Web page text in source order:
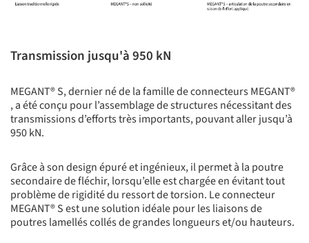
Transmission jusqu'à 950 kN
MEGANT® S, dernier né de la famille de connecteurs MEGANT®
, a été conçu pour l’assemblage de structures nécessitant des
transmissions d’efforts très importants, pouvant aller jusqu’à
950 kN.
Grâce à son design épuré et ingénieux, il permet à la poutre
secondaire de fléchir, lorsqu’elle est chargée en évitant tout
problème de rigidité du ressort de torsion. Le connecteur
MEGANT® S est une solution idéale pour les liaisons de
poutres lamellés collés de grandes longueurs et/ou hauteurs.